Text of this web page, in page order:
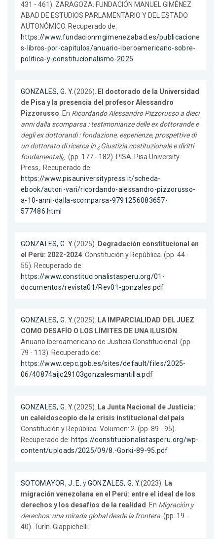
431 - 461). ZARAGOZA. FUNDACIÓN MANUEL GIMÉNEZ
ABAD DE ESTUDIOS PARLAMENTARIO Y DEL ESTADO
AUTONÓMICO. Recuperado de:
https://www.fundacionmgimenezabad.es/publicacione
s-libros-por-capitulos/anuario-iberoamericano-sobre-
politica-y-constitucionalismo-2025
GONZALES, G. Y.(2026). El doctorado de la Universidad
de Pisa y la presencia del profesor Alessandro
Pizzorusso. En Ricordando Alessandro Pizzorusso a dieci
anni dalla scomparsa : testimonianze delle ex dottorande e
degli ex dottorandi : fondazione, esperienze, prospettive di
un dottorato di ricerca in ¿Giustizia costituzionale e diritti
fondamentali¿. (pp. 177 - 182). PISA. Pisa University
Press,. Recuperado de:
https://www.pisauniversitypress.it/scheda-
ebook/autori-vari/ricordando-alessandro-pizzorusso-
a-10-anni-dalla-scomparsa-9791256083657-
577486.html
GONZALES, G. Y.(2025). Degradación constitucional en
el Perú: 2022-2024. Constitución y República. (pp. 44 -
55). Recuperado de:
https://www.constitucionalistasperu.org/01-
documentos/revista01/Rev01-gonzales.pdf
GONZALES, G. Y.(2025). LA IMPARCIALIDAD DEL JUEZ
COMO DESAFÍO O LOS LÍMITES DE UNA ILUSIÓN .
Anuario Iberoamericano de Justicia Constitucional. (pp.
79 - 113). Recuperado de:
https://www.cepc.gob.es/sites/default/files/2025-
06/40874aijc29103gonzalesmantilla.pdf
GONZALES, G. Y.(2025). La Junta Nacional de Justicia:
un caleidoscopio de la crisis institucional del país.
Constitución y República. Volumen: 2. (pp. 89 - 95).
Recuperado de: https://constitucionalistasperu.org/wp-
content/uploads/2025/09/8.-Gorki-89-95.pdf
SOTOMAYOR, J. E. yGONZALES, G. Y.(2023). La
migración venezolana en el Perú: entre el ideal de los
derechos y los desafíos de la realidad. En Migración y
derechos: una mirada global desde la frontera. (pp. 19 -
40). Turín. Giappichelli.